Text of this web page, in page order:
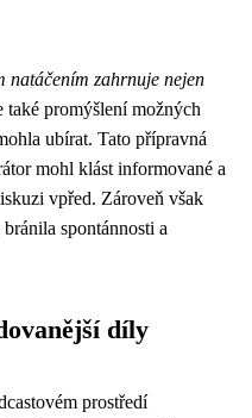
natáčením zahrnuje nejen
také promýšlení možných
ubírat. Tato přípravná
mohl klást informované a
vpřed. Zároveň však
spontánnosti a
díly
prostředí